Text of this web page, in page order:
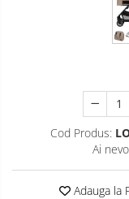
Leagane &
Carusele patut
Lampi de veghe
Saltele de infasat
Cod Produs:
Ai
Adauga la